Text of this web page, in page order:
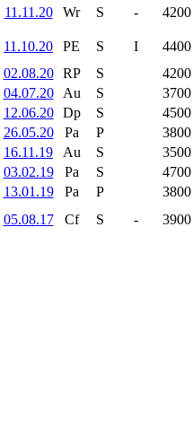
11.11.20 Wr S - 4200
11.10.20 PE S I 4400
02.08.20
RP S 4200
04.07.20
Au S 3700
12.06.20
Dp S 4500
26.05.20
Pa P 3800
16.11.19
Au S 3500
03.02.19
Pa S 4700
13.01.19
Pa P 3800
05.08.17
Cf S - 3900